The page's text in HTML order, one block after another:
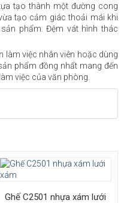
tạo thành một đường cong
tạo cảm giác thoải mái khi
phẩm. Đệm vát hình thác
làm việc nhân viên hoặc dùng
phẩm đồng nhất mang đến
việc của văn phòng.
Ghế C2501 nhựa xám lưới